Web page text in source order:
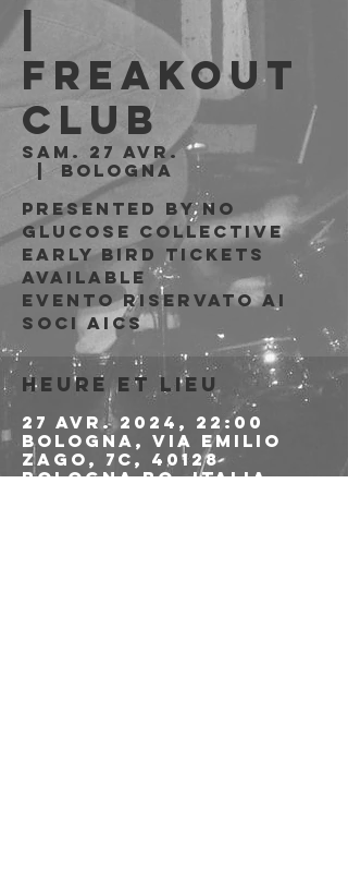
Freakout
Club
sam. 27 avr.
  |
Bologna
Presented by no
glucose collective
Early bird tickets
available
Evento riservato ai
soci AICS
Heure et lieu
27 avr. 2024, 22:00
Bologna, Via Emilio
Zago, 7c, 40128
Bologna BO, Italia